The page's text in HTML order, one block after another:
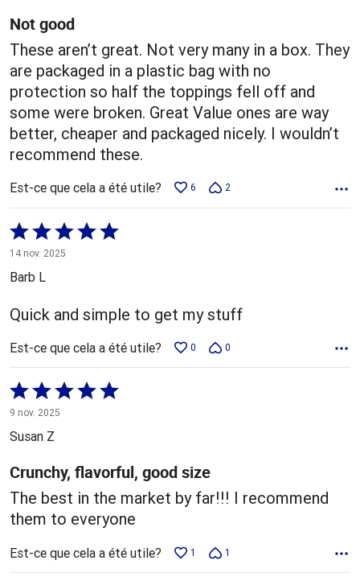
Not good
These aren’t great. Not very many in a box. They
are packaged in a plastic bag with no
protection so half the toppings fell off and
some were broken. Great Value ones are way
better, cheaper and packaged nicely. I wouldn’t
recommend these.
Est-ce que cela a été utile? 6 2
Coté
5 sur
5
14 nov. 2025
Barb L
Quick and simple to get my stuff
Est-ce que cela a été utile? 0 0
Coté
5 sur
5
9 nov. 2025
Susan Z
Crunchy, flavorful, good size
The best in the market by far!!! I recommend
them to everyone
Est-ce que cela a été utile? 1 1